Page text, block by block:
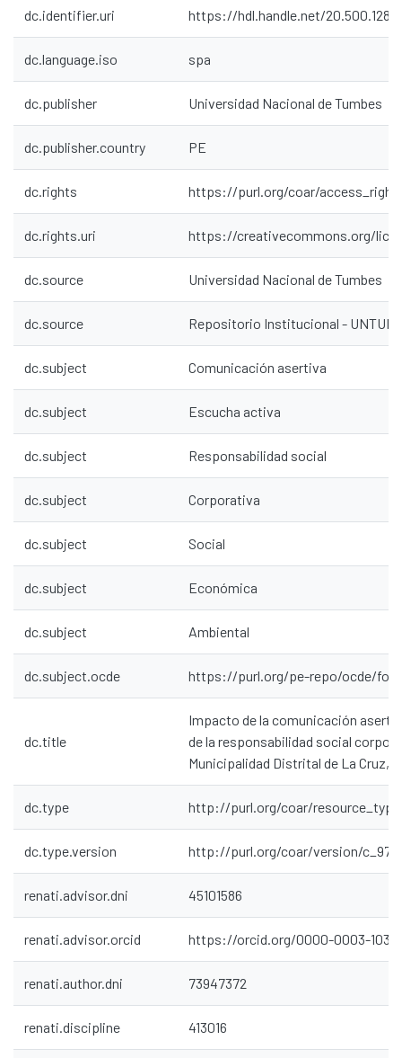
dc.identifier.uri https://hdl.handle.net/
dc.language.iso spa
dc.publisher Universidad Nacional de Tumbes
dc.publisher.country PE
dc.rights https://purl.org/coar/
dc.rights.uri https://creativecommons.org/
dc.source Universidad Nacional de Tumbes
dc.source Repositorio Institucional -
dc.subject Comunicación asertiva
dc.subject Escucha activa
dc.subject Responsabilidad social
dc.subject Corporativa
dc.subject Social
dc.subject Económica
dc.subject Ambiental
dc.subject.ocde https://purl.org/pe-repo/ocde/
dc.title
Impacto de la comunicación
de la responsabilidad social
Municipalidad Distrital de La Cruz,
dc.type http://purl.org/coar/
dc.type.version http://purl.org/coar/version/
renati.advisor.dni 45101586
renati.advisor.orcid https://orcid.org/0000-0003-1038-
renati.author.dni 73947372
renati.discipline 413016